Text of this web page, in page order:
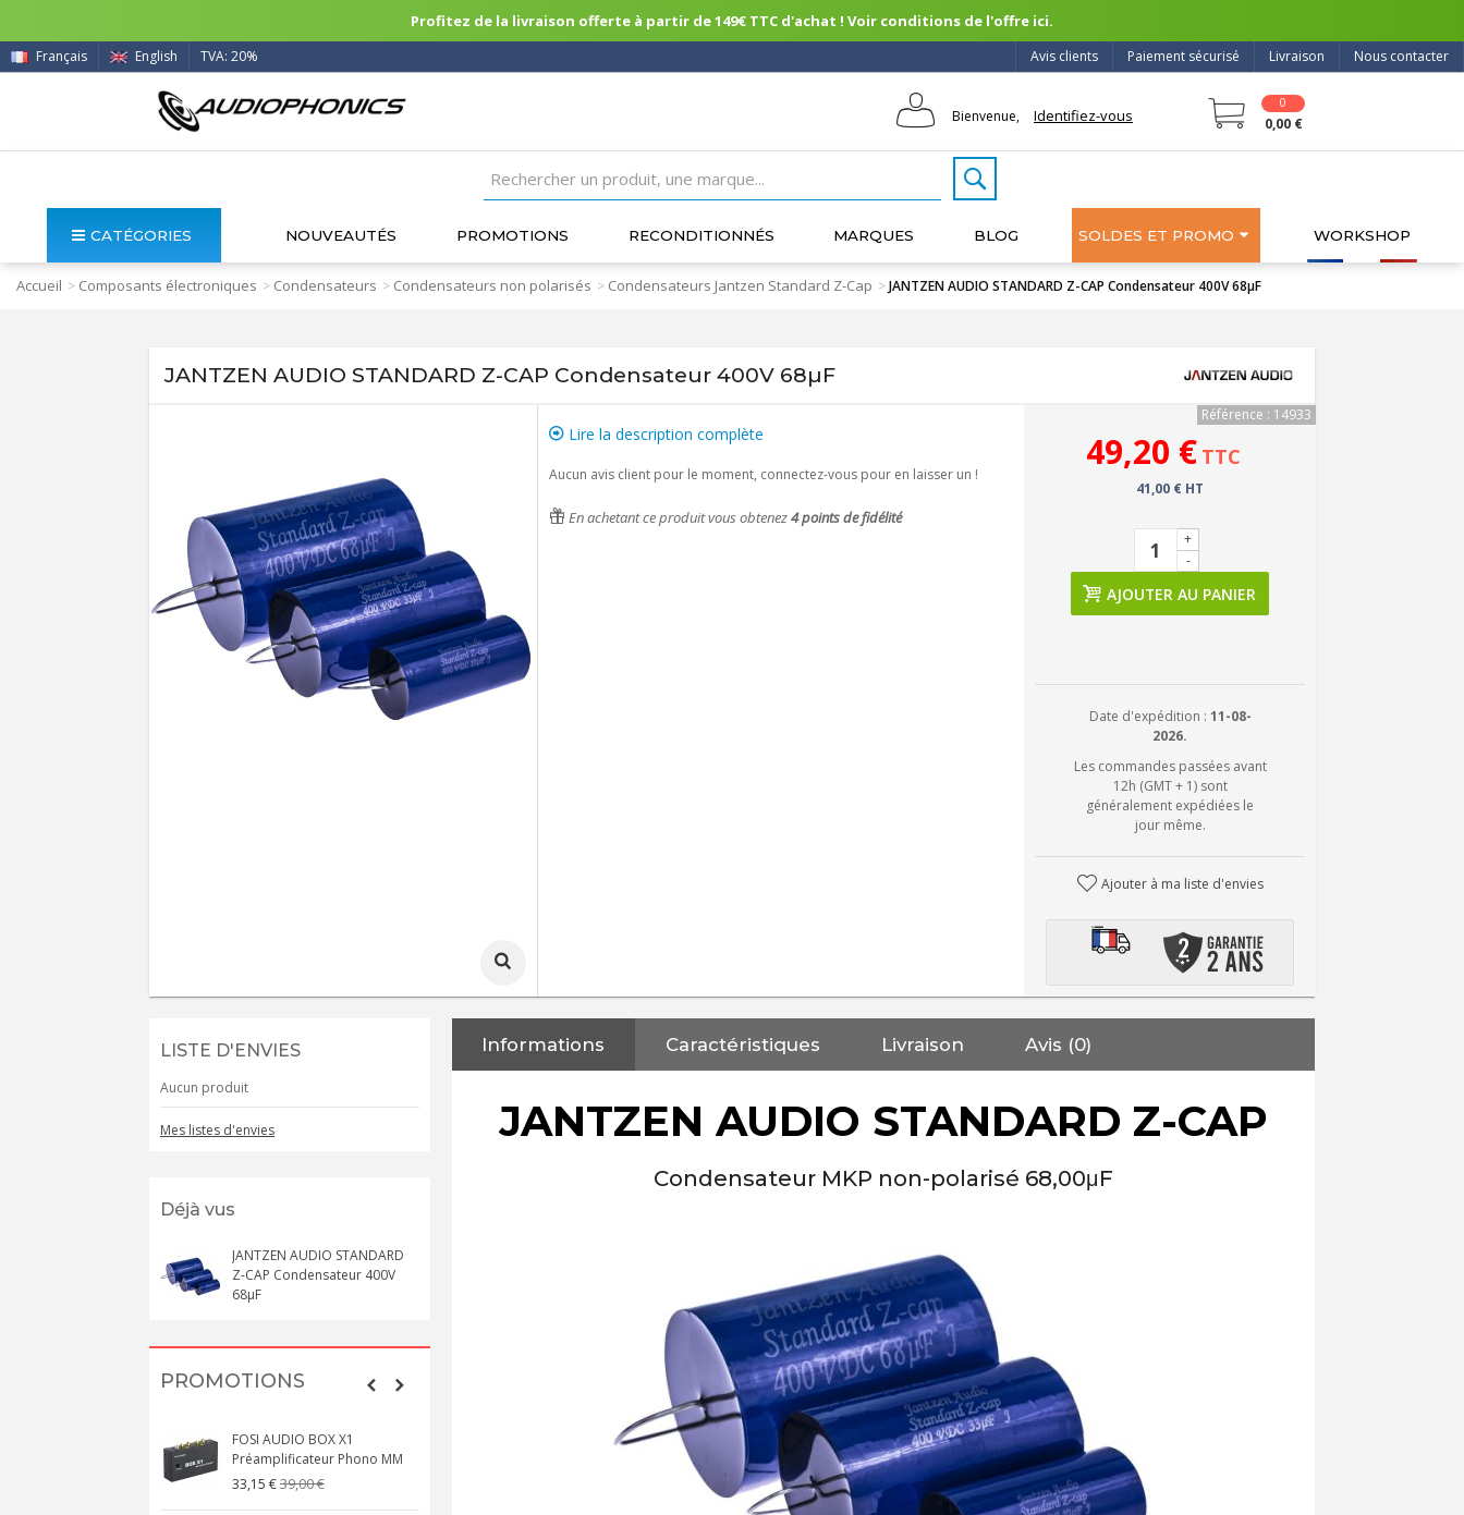
Profitez de la livraison offerte à partir de 149€ TTC d'achat ! Voir conditions de l'offre ici.
Nous contacter
Livraison
Paiement sécurisé
Avis clients
Français English TVA: 20%
Bienvenue, Identifiez-vous
0
0,00 €
CATÉGORIES NOUVEAUTÉS PROMOTIONS RECONDITIONNÉS MARQUES BLOG SOLDES ET PROMO WORKSHOP
Accueil > Composants électroniques > Condensateurs > Condensateurs non polarisés > Condensateurs Jantzen Standard Z-Cap >JANTZEN AUDIO STANDARD Z-CAP Condensateur 400V 68µF
JANTZEN AUDIO STANDARD Z-CAP Condensateur 400V 68µF
Lire la description complète
Aucun avis client pour le moment, connectez-vous pour en laisser un !
En achetant ce produit vous obtenez4points de fidélité
Référence : 14933
49,20 € TTC
41,00 € HT
-
+
AJOUTER AU PANIER
Date d'expédition : 11-08-
2026.
Les commandes passées avant
12h (GMT + 1) sont
généralement expédiées le
jour même.
Ajouter à ma liste d'envies
LISTE D'ENVIES
Aucun produit
Mes listes d'envies
Déjà vus
JANTZEN AUDIO STANDARD
Z-CAP Condensateur 400V
68µF
PROMOTIONS
FOSI AUDIO BOX X1
Préamplificateur Phono MM
33,15 €39,00 €
NEUTRIK NC3FXX Connecteur
Informations Caractéristiques Livraison Avis (0)
JANTZEN AUDIO STANDARD Z-CAP
Condensateur MKP non-polarisé 68,00μF